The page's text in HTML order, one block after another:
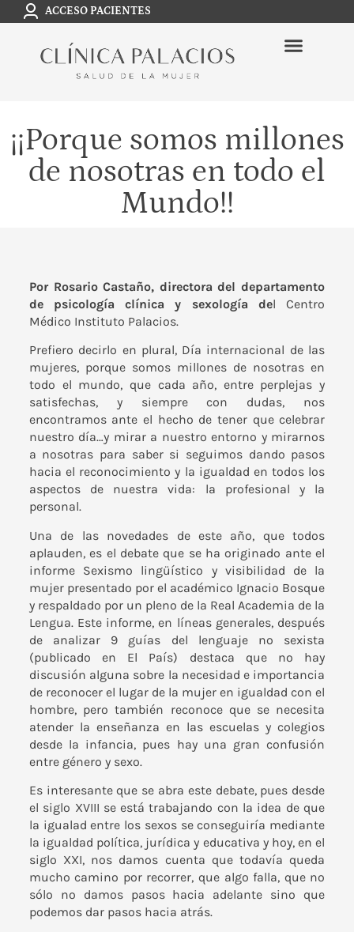
ACCESO PACIENTES
¡¡Porque somos millones
de nosotras en todo el
Mundo!!
Por Rosario Castaño, directora del departamento
de psicología clínica y sexología delCentro
Médico Instituto Palacios.
Prefiero decirlo en plural, Día internacional de las
mujeres, porque somos millones de nosotras en
todo el mundo, que cada año, entre perplejas y
satisfechas, y siempre con dudas, nos
encontramos ante el hecho de tener que celebrar
nuestro día…y mirar a nuestro entorno y mirarnos
a nosotras para saber si seguimos dando pasos
hacia el reconocimiento y la igualdad en todos los
aspectos de nuestra vida: la profesional y la
personal.
Una de las novedades de este año, que todos
aplauden, es el debate que se ha originado ante el
informe Sexismo lingüístico y visibilidad de la
mujer presentado por el académico Ignacio Bosque
y respaldado por un pleno de la Real Academia de la
Lengua. Este informe, en líneas generales, después
de analizar 9 guías del lenguaje no sexista
(publicado en El País) destaca que no hay
discusión alguna sobre la necesidad e importancia
de reconocer el lugar de la mujer en igualdad con el
hombre, pero también reconoce que se necesita
atender la enseñanza en las escuelas y colegios
desde la infancia, pues hay una gran confusión
entre género y sexo.
Es interesante que se abra este debate, pues desde
el siglo XVIII se está trabajando con la idea de que
la igualad entre los sexos se conseguiría mediante
la igualdad política, jurídica y educativa y hoy, en el
siglo XXI, nos damos cuenta que todavía queda
mucho camino por recorrer, que algo falla, que no
sólo no damos pasos hacia adelante sino que
podemos dar pasos hacia atrás.